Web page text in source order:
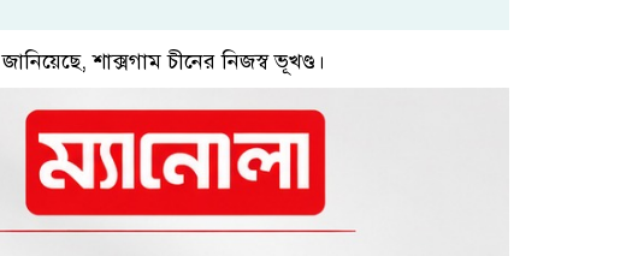
শাক্সগাম চীনের নিজস্ব ভূখণ্ড।